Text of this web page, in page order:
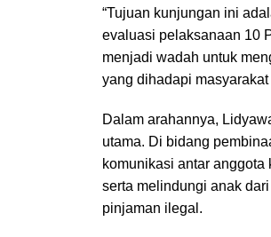
“Tujuan kunjungan ini
evaluasi pelaksanaan 10
menjadi wadah untuk
yang dihadapi masyarakat
Dalam arahannya,
utama. Di bidang
komunikasi antar
serta melindungi anak
pinjaman ilegal.